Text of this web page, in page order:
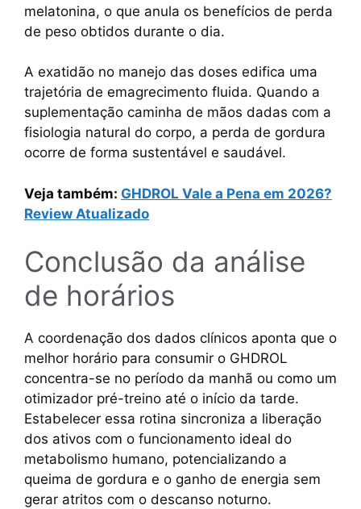
melatonina, o que anula os benefícios de perda
de peso obtidos durante o dia.
A exatidão no manejo das doses edifica uma
trajetória de emagrecimento fluida. Quando a
suplementação caminha de mãos dadas com a
fisiologia natural do corpo, a perda de gordura
ocorre de forma sustentável e saudável.
Veja também: GHDROL Vale a Pena em 2026?
Review Atualizado
Conclusão da análise
de horários
A coordenação dos dados clínicos aponta que o
melhor horário para consumir o GHDROL
concentra-se no período da manhã ou como um
otimizador pré-treino até o início da tarde.
Estabelecer essa rotina sincroniza a liberação
dos ativos com o funcionamento ideal do
metabolismo humano, potencializando a
queima de gordura e o ganho de energia sem
gerar atritos com o descanso noturno.